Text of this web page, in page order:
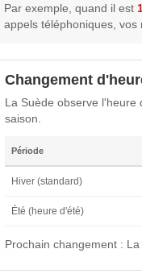
Par exemple, quand il est
appels téléphoniques, vos
Changement
La Suède observe l'heure
saison.
Période
Hiver (standard)
Été (heure d'été)
Prochain changement :